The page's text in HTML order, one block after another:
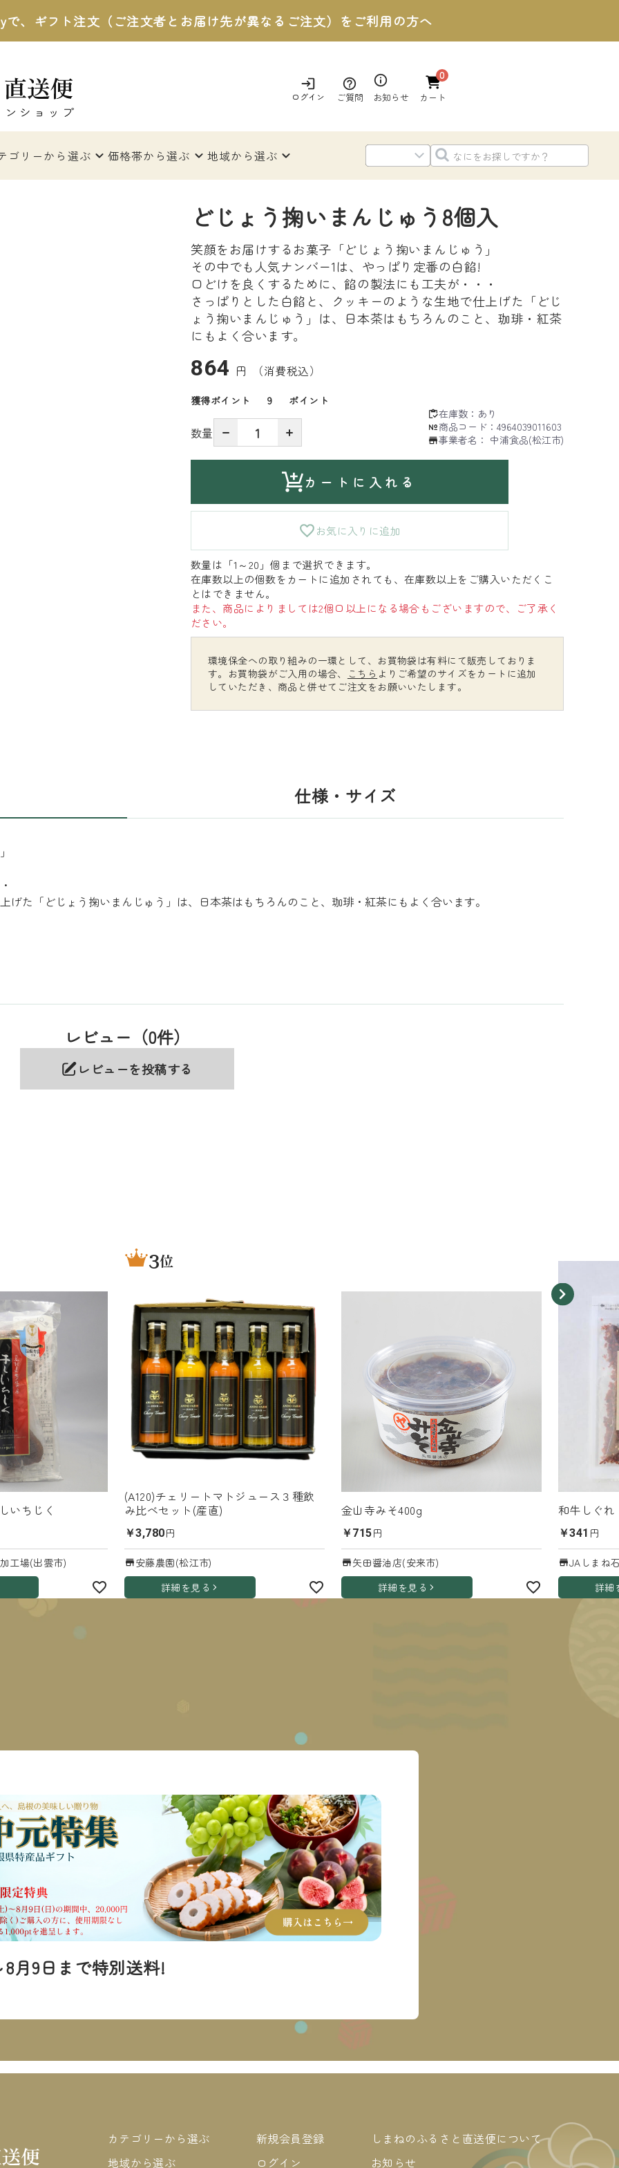
、ギフト注文（ご注文者とお届け先が異なるご注文）をご利用の方へ
ログイン ご質問 お知らせ
0
カート
ゴリーから選ぶ 価格帯から選ぶ 地域から選ぶ
どじょう掬いまんじゅう8個入
笑顔をお届けするお菓子「どじょう掬いまんじゅう」
その中でも人気ナンバー1は、やっぱり定番の白餡!
口どけを良くするために、餡の製法にも工夫が・・・
さっぱりとした白餡と、クッキーのような生地で仕上げた「どじ
ょう掬いまんじゅう」は、日本茶はもちろんのこと、珈琲・紅茶
にもよく合います。
864 円 （消費税込）
獲得ポイント 9 ポイント
数量
在庫数： あり
商品コード： 4964039011603
事業者名： 中浦食品(松江市)
カートに入れる
お気に入りに追加
数量は「1～20」個まで選択できます。
在庫数以上の個数をカートに追加されても、在庫数以上をご購入いただくこ
とはできません。
また、商品によりましては2個口以上になる場合もございますので、ご了承く
ださい。
環境保全への取り組みの一環として、お買物袋は有料にて販売しておりま
す。お買物袋がご入用の場合、
こちら よりご希望のサイズをカートに追加
していただき、商品と併せてご注文をお願いいたします。
仕様・サイズ
た「どじょう掬いまんじゅう」は、日本茶はもちろんのこと、珈琲・紅茶にもよく合います。
レビュー（0件）
レビューを投稿する
いちじく
工場(出雲市)
3位
(A120)チェリートマトジュース３種飲
み比べセット(産直)
￥3,780円
安藤農園(松江市)
詳細を見る
金山寺みそ400g
￥715円
矢田醤油店(安来市)
詳細を見る
和牛しぐれ
￥341 円
JAしまね
詳細
8月9日まで特別送料!
カテゴリーから選ぶ
地域から選ぶ
新規会員登録
ログイン
しまねのふるさと直送便について
お知らせ